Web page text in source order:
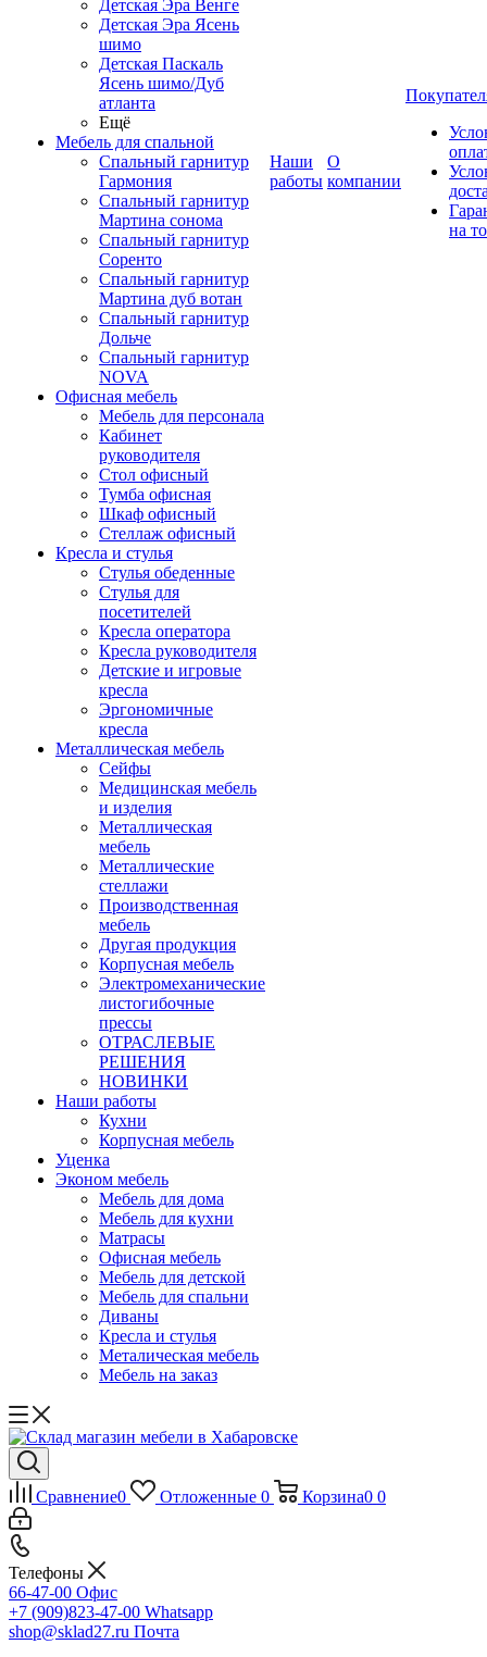
Детская Эра Венге
Детская Эра Ясень
шимо
Детская Паскаль
Ясень шимо/Дуб
атланта
Ещё
Мебель для спальной
Спальный гарнитур
Гармония
Спальный гарнитур
Мартина сонома
Спальный гарнитур
Соренто
Спальный гарнитур
Мартина дуб вотан
Спальный гарнитур
Дольче
Спальный гарнитур
NOVA
Офисная мебель
Мебель для персонала
Кабинет
руководителя
Стол офисный
Тумба офисная
Шкаф офисный
Стеллаж офисный
Кресла и стулья
Стулья обеденные
Стулья для
посетителей
Кресла оператора
Кресла руководителя
Детские и игровые
кресла
Эргономичные
кресла
Металлическая мебель
Сейфы
Медицинская мебель
и изделия
Металлическая
мебель
Металлические
стеллажи
Производственная
мебель
Другая продукция
Корпусная мебель
Электромеханические
листогибочные
прессы
ОТРАСЛЕВЫЕ
РЕШЕНИЯ
НОВИНКИ
Наши работы
Кухни
Корпусная мебель
Уценка
Эконом мебель
Мебель для дома
Мебель для кухни
Матрасы
Офисная мебель
Мебель для детской
Мебель для спальни
Диваны
Кресла и стулья
Металическая мебель
Мебель на заказ
Наши
работы
О
компании
на
Сравнение0 Отложенные 0 Корзина0 0
Телефоны
66-47-00 Офис
+7 (909)823-47-00 Whatsapp
shop@sklad27.ru Почта